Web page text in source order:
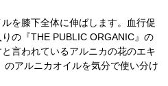
を膝下全体に伸ばします。血行促
の『THE PUBLIC ORGANIC』の
言われているアルニカの花のエキ
のアルニカオイルを気分で使い分け